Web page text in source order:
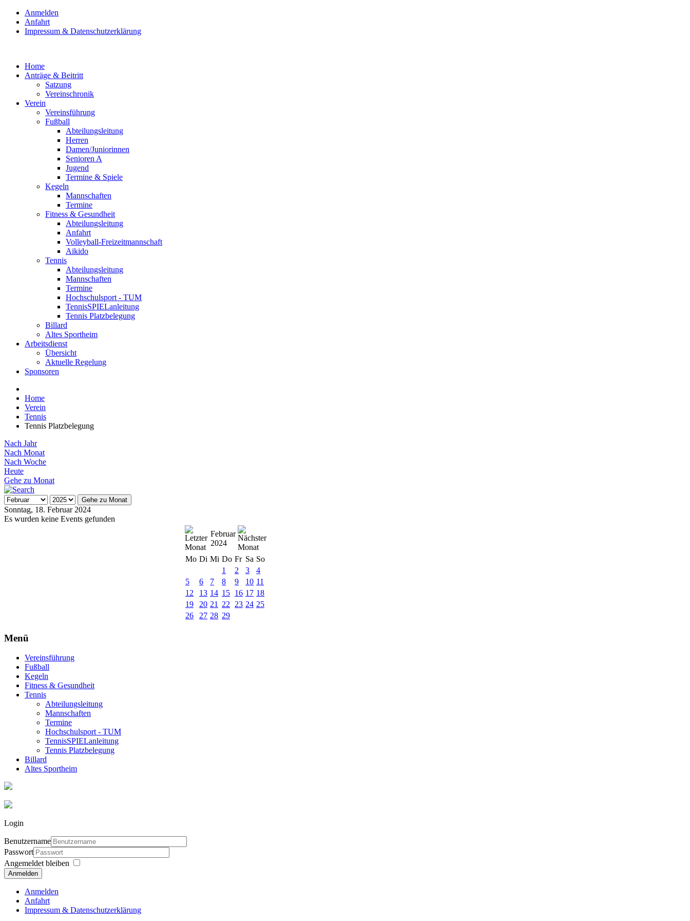
Anmelden
Anfahrt
Impressum & Datenschutzerklärung
Home
Anträge & Beitritt
Satzung
Vereinschronik
Verein
Vereinsführung
Fußball
Abteilungsleitung
Herren
Damen/Juniorinnen
Senioren A
Jugend
Termine & Spiele
Kegeln
Mannschaften
Termine
Fitness & Gesundheit
Abteilungsleitung
Anfahrt
Volleyball-Freizeitmannschaft
Aikido
Tennis
Abteilungsleitung
Mannschaften
Termine
Hochschulsport - TUM
TennisSPIELanleitung
Tennis Platzbelegung
Billard
Altes Sportheim
Arbeitsdienst
Übersicht
Aktuelle Regelung
Sponsoren
Home
Verein
Tennis
Tennis Platzbelegung
Nach Jahr
Nach Monat
Nach Woche
Heute
Gehe zu Monat
Gehe zu Monat
Sonntag, 18. Februar 2024
Es wurden keine Events gefunden
Februar
2024
Mo Di Mi Do Fr Sa So
1
2 3
4
5
6 7 8 9 10 11
12
13 14 15 16 17 18
19
20 21 22 23 24 25
26
27 28 29
Menü
Vereinsführung
Fußball
Kegeln
Fitness & Gesundheit
Tennis
Abteilungsleitung
Mannschaften
Termine
Hochschulsport - TUM
TennisSPIELanleitung
Tennis Platzbelegung
Billard
Altes Sportheim
Login
Benutzername
Passwort
Angemeldet bleiben
Anmelden
Anmelden
Anfahrt
Impressum & Datenschutzerklärung